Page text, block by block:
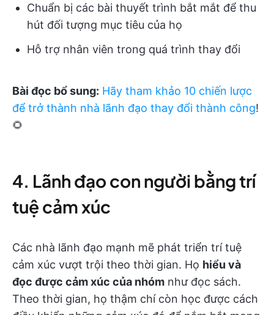
Chuẩn bị các bài thuyết trình bắt mắt để thu
hút đối tượng mục tiêu của họ
Hỗ trợ nhân viên trong quá trình thay đổi
Bài đọc bổ sung: Hãy tham khảo 10 chiến lược
để trở thành nhà lãnh đạo thay đổi thành công!
🌻
4. Lãnh đạo con người bằng trí
tuệ cảm xúc
Các nhà lãnh đạo mạnh mẽ phát triển trí tuệ
cảm xúc vượt trội theo thời gian. Họ hiểu và
đọc được cảm xúc của nhóm như đọc sách.
Theo thời gian, họ thậm chí còn học được cách